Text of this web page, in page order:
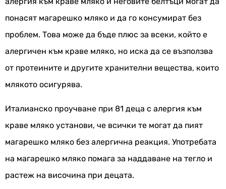
понасят магарешко мляко и да го консумират без
проблем. Това може да бъде плюс за всеки, който е
алергичен към краве мляко, но иска да се възползва
от протеините и другите хранителни вещества, които
млякото осигурява.
Италианско проучване при 81 деца с алергия към
краве мляко установи, че всички те могат да пият
магарешко мляко без алергична реакция. Употребата
на магарешко мляко помага за наддаване на тегло и
растеж на височина при децата.